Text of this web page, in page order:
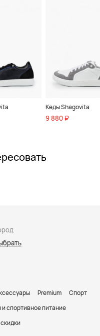
Кеды Shagovita
9 880 ₽
Premium
Спорт
и спортивное питание